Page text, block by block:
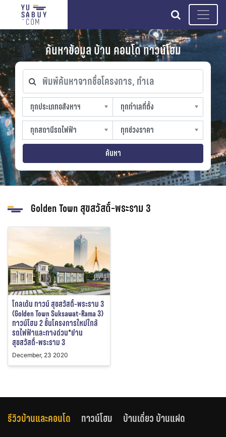
search
ค้นหาข้อมูล บ้าน คอนโด ทาวน์โฮม
พิมพ์ค้นหาจากชื่อโครงการ, ทำเล
ทุกประเภทอสังหาฯ
ทุกประเภทอสังหาฯ
sproperty
ทุกทำเลที่ตั้ง
ทุกทำเลที่ตั้ง
slocation
ทุกสถานีรถไฟฟ้า
ทุกสถานีรถไฟฟ้า
strain-station
ทุกช่วงราคา
ทุกช่วงราคา
sprice
ค้นหา
Golden Town สุขสวัสดิ์-พระราม 3
โกลเด้น ทาวน์ สุขสวัสดิ์-พระราม 3
(Golden Town Suksawat-Rama 3)
ทาวน์โฮม 2 ชั้นโครงการใหม่ใกล้
รถไฟฟ้าและทางด่วน*ย่าน
สุขสวัสดิ์-พระราม 3
December, 23 2020
รีวิวบ้านและคอนโด ทาวน์โฮม
บ้านเดี่ยว บ้านแฝด